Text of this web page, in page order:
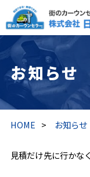
お知らせ
HOME > お知らせ
見積だけ先に行かな